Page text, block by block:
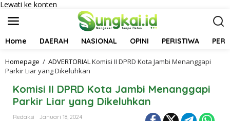
Lewati ke konten
Home DAERAH NASIONAL OPINI PERISTIWA
Homepage / ADVERTORIALKomisi II DPRD Kota Jambi Menanggapi
Parkir Liar yang Dikeluhkan
Komisi II DPRD Kota Jambi Menanggapi
Parkir Liar yang Dikeluhkan
Redaksi
Januari 18, 2024